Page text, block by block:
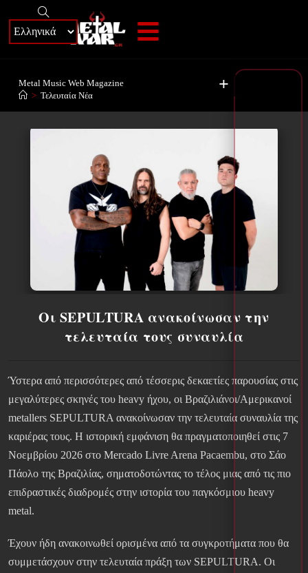
+
Metal Music Web Magazine
> Τελευταία Νέα
Οι SEPULTURA ανακοίνωσαν την
τελευταία τους συναυλία
Ύστερα από περισσότερες από τέσσερις δεκαετίες παρουσίας στις
μεγαλύτερες σκηνές του heavy ήχου, οι Βραζιλιάνοι/Αμερικανοί
metallers SEPULTURA ανακοίνωσαν την τελευταία συναυλία της
καριέρας τους. Η ιστορική εμφάνιση θα πραγματοποιηθεί στις 7
Νοεμβρίου 2026 στο Mercado Livre Arena Pacaembu, στο Σάο
Πάολο της Βραζιλίας, σηματοδοτώντας το τέλος μιας από τις πιο
επιδραστικές διαδρομές στην ιστορία του παγκόσμιου heavy
metal.
Έχουν ήδη ανακοινωθεί ορισμένα από τα συγκροτήματα που θα
συμμετάσχουν στην τελευταία πράξη των SEPULTURA. Οι